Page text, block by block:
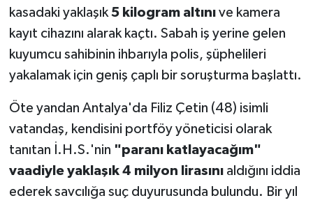
kasadaki yaklaşık5 kilogram altınıve kamera
kayıt cihazını alarak kaçtı. Sabah iş yerine gelen
kuyumcu sahibinin ihbarıyla polis, şüphelileri
yakalamak için geniş çaplı bir soruşturma başlattı.
Öte yandan Antalya'da Filiz Çetin (48) isimli
vatandaş, kendisini portföy yöneticisi olarak
tanıtan İ.H.S.'nin "paranı katlayacağım"
vaadiyle yaklaşık 4 milyon lirasınıaldığını iddia
ederek savcılığa suç duyurusunda bulundu. Bir yıl